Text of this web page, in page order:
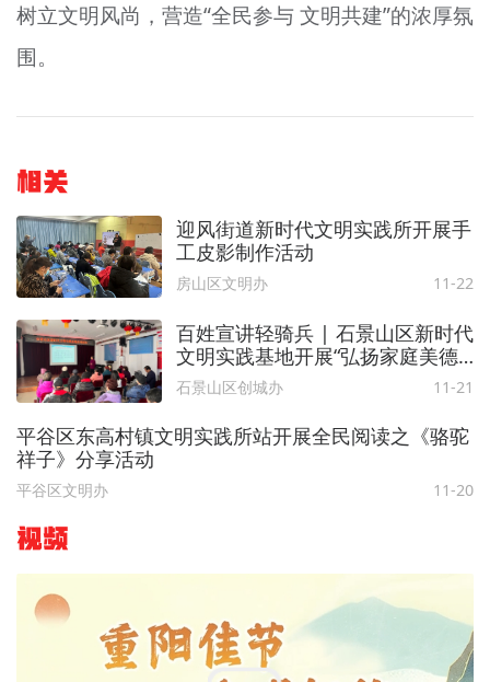
树立文明风尚，营造“全民参与 文明共建”的浓厚氛
围。
相关
迎风街道新时代文明实践所开展手
工皮影制作活动
房山区文明办 11-22
百姓宣讲轻骑兵 | 石景山区新时代
文明实践基地开展“弘扬家庭美德•
传承良好家风”宣讲活动
石景山区创城办 11-21
平谷区东高村镇文明实践所站开展全民阅读之《骆驼
祥子》分享活动
平谷区文明办 11-20
视频